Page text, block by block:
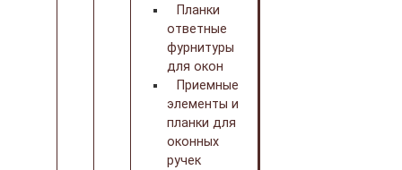
Планки
ответные
фурнитуры
для окон
Приемные
элементы и
планки для
оконных
ручек